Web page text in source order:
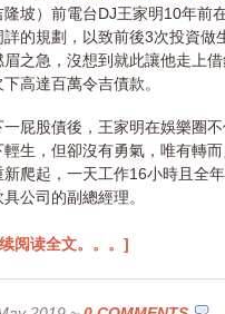
隆坡）前電台DJ王家明10年
詳的規劃，以致前後3次投資做
眉之急，沒想到就此讓他走上
下高達百萬令吉債款。
一屁股債後，王家明在娛樂圈
輕生，但卻沒有勇氣，唯有轉
新爬起，一天工作16小時且全
具公司的副總經理。
阅读全文。。。]